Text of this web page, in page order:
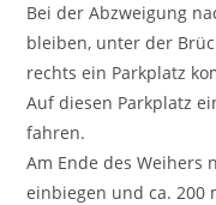
Bei der Abzweigung
bleiben, unter der
rechts ein Parkplatz
Auf diesen Parkplatz
fahren.
Am Ende des Weihers
einbiegen und ca. 200